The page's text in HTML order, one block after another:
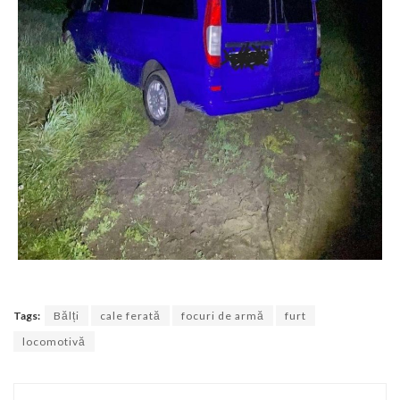
Tags: Bălți cale ferată focuri de armă
furt
locomotivă